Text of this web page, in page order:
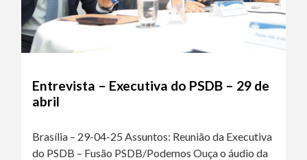
Entrevista – Executiva do PSDB – 29 de
abril
Brasília – 29-04-25 Assuntos: Reunião da Executiva
do PSDB – Fusão PSDB/Podemos Ouça o áudio da